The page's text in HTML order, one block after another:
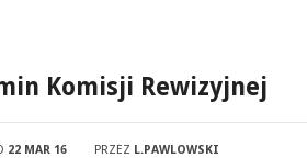
Komisji Rewizyjnej
22 MAR 16 PRZEZ L.PAWLOWSKI